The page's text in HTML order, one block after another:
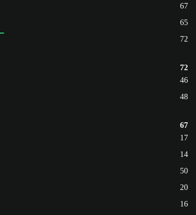
67
65
72
72
46
48
67
17
14
50
20
16